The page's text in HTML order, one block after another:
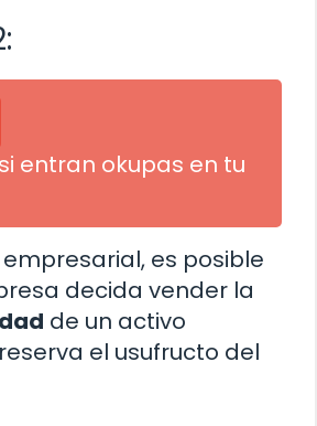
entran okupas en tu
es posible
decida vender la
de un activo
el usufructo del